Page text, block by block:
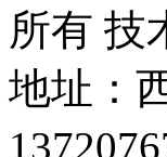
所有 技
地址：